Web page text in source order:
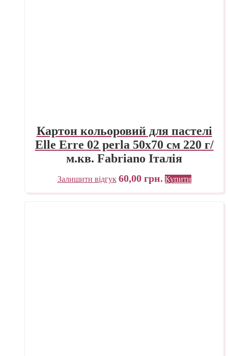
Картон кольоровий для пастелі
Elle Erre 02 perla 50х70 см 220 г/
м.кв. Fabriano Італія
Залишити відгук 60,00 грн. Купити